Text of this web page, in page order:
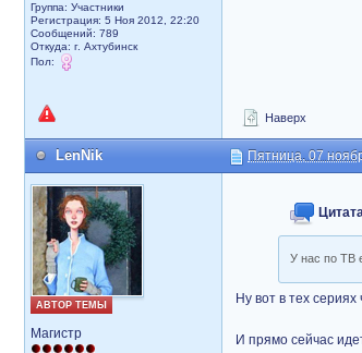
Группа: Участники
Регистрация: 5 Ноя 2012, 22:20
Сообщений: 789
Откуда: г. Ахтубинск
Пол:
Наверх
LenNik Пятница, 07
АВТОР ТЕМЫ
Магистр
У нас по ТВ
Ну вот в тех
И прямо сейчас